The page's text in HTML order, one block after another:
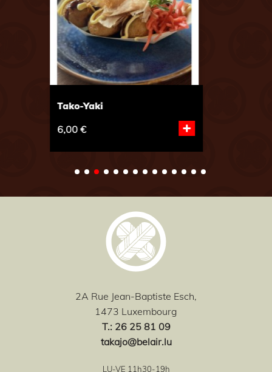
Tako-Yaki
2A Rue Jean-Baptiste Esch,
1473 Luxembourg
T.: 26 25 81 09
takajo@belair.lu
LU-VE 11h30-19h